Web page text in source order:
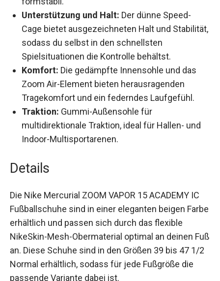
Unterstützung und Halt:
Cage bietet ausgezeichneten Halt und
Stabilität, sodass du selbst in den schnellsten
Spielsituationen die Kontrolle behältst.
Komfort:Die gedämpfte Innensohle und das
Zoom Air-Element bieten herausragenden
Tragekomfort und ein federndes Laufgefühl.
Traktion:Gummi-Außensohle für
multidirektionale Traktion, ideal für Hallen- und
Indoor-Multisportarenen.
Details
Fußballschuhe sind in einer eleganten beigen
Farbe erhältlich und passen sich durch das
flexible NikeSkin-Mesh-Obermaterial optimal an
deinen Fuß an. Diese Schuhe sind in den Größen
39 bis 47 1/2 Normal erhältlich, sodass für jede
Fußgröße die passende Variante dabei ist.